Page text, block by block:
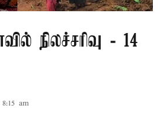
நிலச்சரிவு - 14
am